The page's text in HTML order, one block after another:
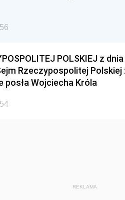
POLSKIEJ z
Rzeczypospolitej
Wojciecha Króla
REKLAMA